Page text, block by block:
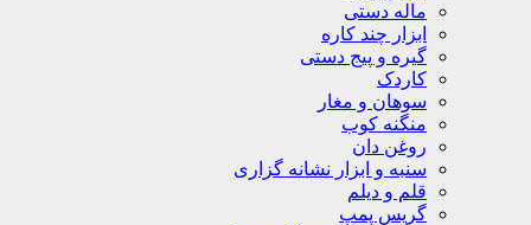
ماله دستی
ابزار چند کاره
گیره و پیج دستی
کاردک
سوهان و مغار
منگنه کوب
روغن دان
سنبه و ابزار نشانه گزاری
قلم و دیلم
گریس پمپ